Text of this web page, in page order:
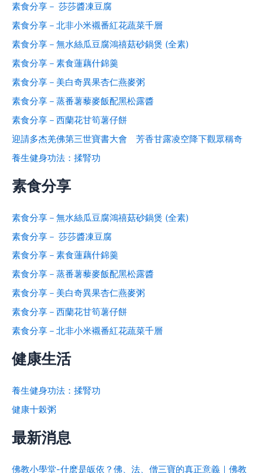
素食分享－ 莎莎醬凍豆腐
素食分享－北非小米襯番紅花蔬菜千層
素食分享－無水絲瓜豆腐鴻禧菇砂鍋煲 (全素)
素食分享－素食蓮藕什錦羹
素食分享－美白奇異果杏仁燕麥粥
素食分享－蒸番薯藜麥飯配黑松露醬
素食分享－西蘭花甘筍薯仔餅
迎請多杰羌佛第三世寶書大會 芳香甘露凌空降下觀眾稱奇
養生健身功法：揉腎功
素食分享
素食分享－無水絲瓜豆腐鴻禧菇砂鍋煲 (全素)
素食分享－ 莎莎醬凍豆腐
素食分享－素食蓮藕什錦羹
素食分享－蒸番薯藜麥飯配黑松露醬
素食分享－美白奇異果杏仁燕麥粥
素食分享－西蘭花甘筍薯仔餅
素食分享－北非小米襯番紅花蔬菜千層
健康生活
養生健身功法：揉腎功
健康十榖粥
最新消息
佛教小學堂-什麽是皈依？佛、法、僧三寶的真正意義｜佛教